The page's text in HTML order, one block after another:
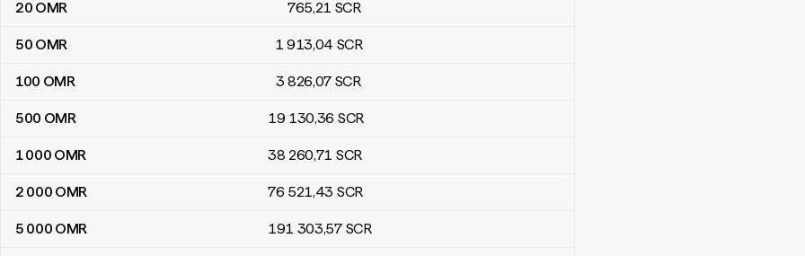
20 OMR 765,21 SCR
50 OMR 1 913,04 SCR
100 OMR 3 826,07 SCR
500 OMR 19 130,36 SCR
1 000 OMR 38 260,71 SCR
2 000 OMR 76 521,43 SCR
5 000 OMR 191 303,57 SCR